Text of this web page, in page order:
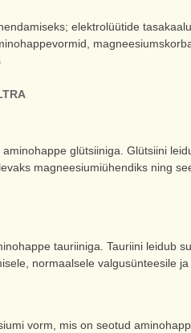
elektrolüütide
glütsiiniga. Glütsiini
magneesiumiühendiks ning
tauriiniga. Tauriini leidub
normaalsele valgusünteesile
vorm, mis on seotud